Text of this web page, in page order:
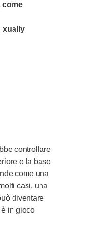
come
xually
controllare
e la base
come una
casi, una
diventare
in gioco